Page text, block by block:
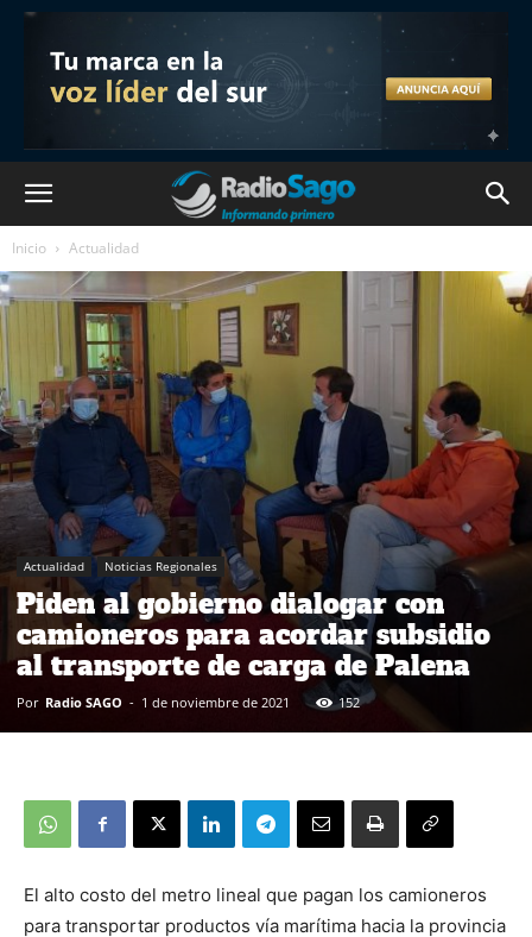
Inicio Actualidad
Actualidad Noticias Regionales
Piden al gobierno dialogar con
camioneros para acordar subsidio
al transporte de carga de Palena
Por Radio SAGO - 1 de noviembre de 2021 152
El alto costo del metro lineal que pagan los camioneros
para transportar productos vía marítima hacia la provincia